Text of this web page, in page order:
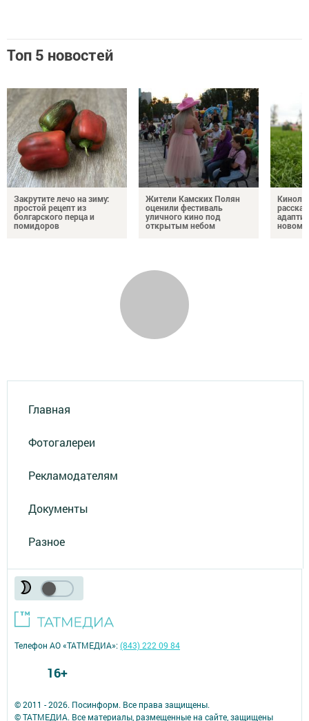
Топ 5 новостей
Закрутите лечо на зиму:
простой рецепт из
болгарского перца и
помидоров
Жители Камских Полян
оценили фестиваль
уличного кино под
открытым небом
Главная
Фотогалереи
Рекламодателям
Документы
Разное
© 2011 - 2026. Посинформ. Все права защищены.
© ТАТМЕДИА. Все материалы, размещенные на сайте, защищены
Телефон АО «ТАТМЕДИА»:(843) 222 09 84
16+